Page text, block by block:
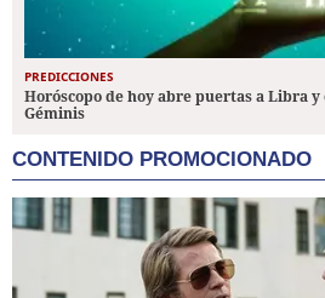
PREDICCIONES
Horóscopo de hoy abre puertas a Libra
Géminis
CONTENIDO PROMOCIONADO